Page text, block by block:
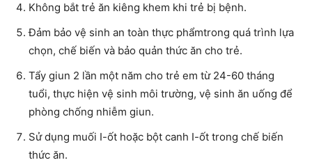
Không bắt trẻ ăn kiêng khem khi trẻ bị bệnh.
Đảm bảo vệ sinh an toàn thực phẩmtrong quá trình lựa
chọn, chế biến và bảo quản thức ăn cho trẻ.
Tẩy giun 2 lần một năm cho trẻ em từ 24-60 tháng
tuổi, thực hiện vệ sinh môi trường, vệ sinh ăn uống để
phòng chống nhiễm giun.
Sử dụng muối I-ốt hoặc bột canh I-ốt trong chế biến
thức ăn.